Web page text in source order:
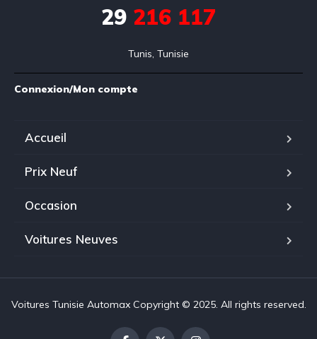
29 216 117
Tunis, Tunisie
Connexion/Mon compte
Accueil
Prix Neuf
Occasion
Voitures Neuves
Voitures Tunisie Automax Copyright © 2025. All rights reserved.